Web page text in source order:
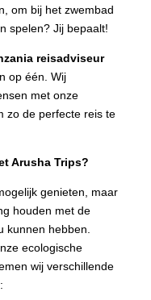
om bij het zwembad
spelen? Jij bepaalt!
reisadviseur
op één. Wij
met onze
zo de perfecte reis te
Arusha Trips?
genieten, maar
houden met de
kunnen hebben.
ecologische
wij verschillende